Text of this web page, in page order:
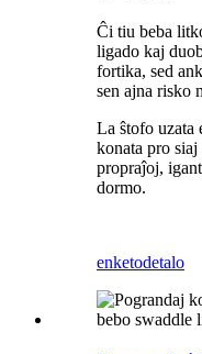
Ĉi tiu beba
ligado kaj
fortika, sed
sen ajna risko
La ŝtofo uzata
konata pro
propraĵoj,
dormo.
enketodetalo